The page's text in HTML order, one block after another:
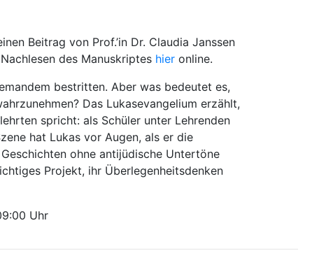
Beitrag von Prof.’in Dr. Claudia Janssen
des Manuskriptes hier online.
bestritten. Aber was bedeutet es,
Das Lukasevangelium erzählt,
spricht: als Schüler unter Lehrenden
hat Lukas vor Augen, als er die
ohne antijüdische Untertöne
Projekt, ihr Überlegenheitsdenken
Uhr